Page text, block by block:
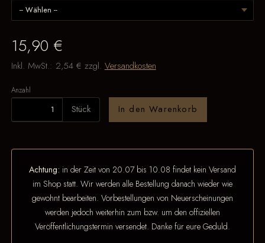
15,90 €
Inkl. MwSt.: 2,54 € zzgl. Versandkosten
Anzahl
Stück In den Warenkorb
Achtung: in der Zeit von 20.07 bis 10.08 findet kein Versand
im Shop statt. Wir werden alle Bestellung danach wieder wie
gewohnt bearbeiten. Vorbestellungen von Neuerscheinungen
werden jedoch weiterhin zum bzw. um den offiziellen
Veröffentlichungstermin versendet. Danke für eure Geduld.